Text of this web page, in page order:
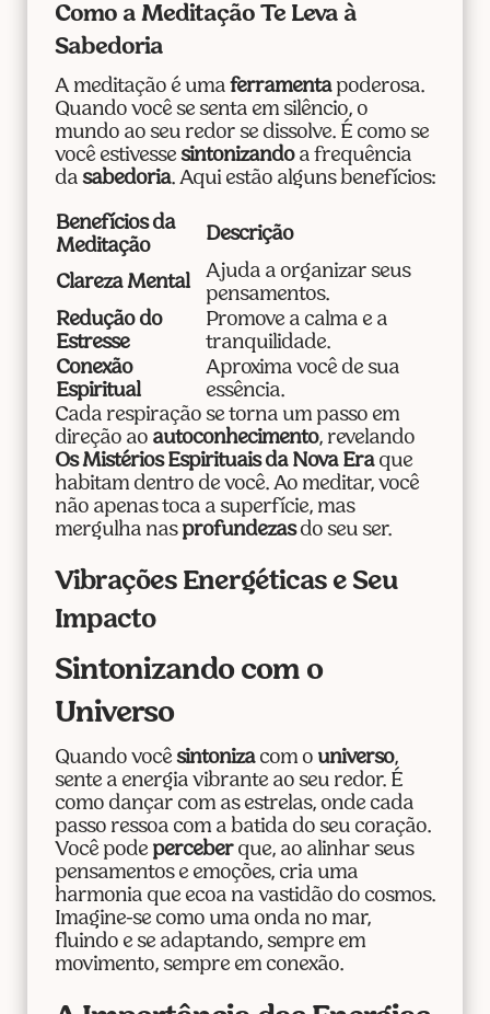
Como a Meditação Te Leva à
Sabedoria
A meditação é uma ferramentapoderosa.
Quando você se senta em silêncio, o
mundo ao seu redor se dissolve. É como se
você estivesse sintonizandoa frequência
da sabedoria. Aqui estão alguns benefícios:
Benefícios da
Meditação
Descrição
Clareza Mental
Ajuda a organizar seus
pensamentos.
Redução do
Estresse
Promove a calma e a
tranquilidade.
Conexão
Espiritual
Aproxima você de sua
essência.
Cada respiração se torna um passo em
direção ao autoconhecimento, revelando
Os Mistérios Espirituais da Nova Eraque
habitam dentro de você. Ao meditar, você
não apenas toca a superfície, mas
mergulha nas profundezasdo seu ser.
Vibrações Energéticas e Seu
Impacto
Sintonizando com o
Universo
Quando você sintonizacom o universo,
sente a energia vibrante ao seu redor. É
como dançar com as estrelas, onde cada
passo ressoa com a batida do seu coração.
Você pode perceberque, ao alinhar seus
pensamentos e emoções, cria uma
harmonia que ecoa na vastidão do cosmos.
Imagine-se como uma onda no mar,
fluindo e se adaptando, sempre em
movimento, sempre em conexão.